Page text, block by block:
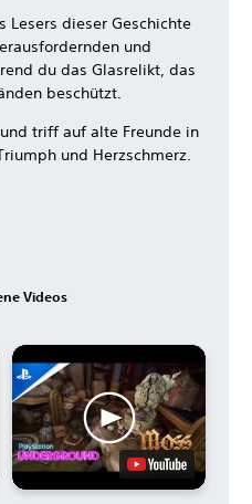
Lesers dieser Geschichte
und
du das Glasrelikt, das
beschützt.
triff auf alte Freunde in
und Herzschmerz.
Videos